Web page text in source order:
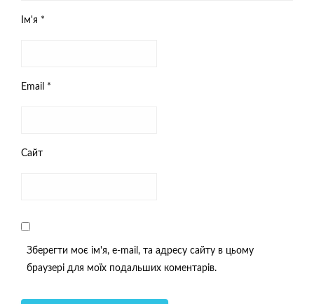
Ім'я *
Email *
Сайт
Зберегти моє ім'я, e-mail, та адресу сайту в цьому
браузері для моїх подальших коментарів.